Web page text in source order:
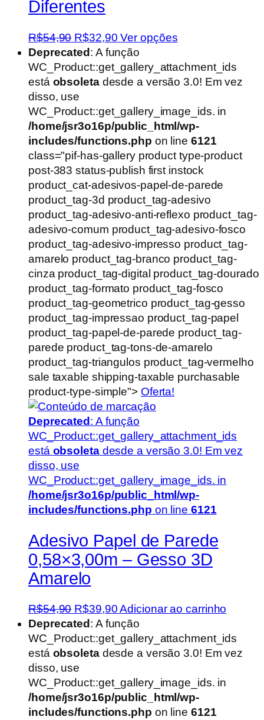
Diferentes
R$54,90 O
preço
original
era:
R$54,90.
R$32,90O
preço
atual
é:
Ver opçõesEste
tem
várias
As
opções
podem
ser
escolhidas
na
página
do
produto
Deprecated : A função
WC_Product::get_gallery_attachment_ids
está obsoletadesde a versão 3.0! Em vez
disso, use
WC_Product::get_gallery_image_ids. in
/home/jsr3o16p/public_html/wp-
includes/functions.php on line 6121
class="pif-has-gallery product type-product
post-383 status-publish first instock
product_cat-adesivos-papel-de-parede
product_tag-3d product_tag-adesivo
product_tag-adesivo-anti-reflexo product_tag-
adesivo-comum product_tag-adesivo-fosco
product_tag-adesivo-impresso product_tag-
amarelo product_tag-branco product_tag-
cinza product_tag-digital product_tag-dourado
product_tag-formato product_tag-fosco
product_tag-geometrico product_tag-gesso
product_tag-impressao product_tag-papel
product_tag-papel-de-parede product_tag-
parede product_tag-tons-de-amarelo
product_tag-triangulos product_tag-vermelho
sale taxable shipping-taxable purchasable
product-type-simple"> Oferta!
Deprecated : A função
WC_Product::get_gallery_attachment_ids
está obsoletadesde a versão 3.0! Em vez
disso, use
WC_Product::get_gallery_image_ids. in
/home/jsr3o16p/public_html/wp-
includes/functions.php on line 6121
Adesivo Papel de Parede
0,58×3,00m – Gesso 3D
Amarelo
R$54,90 O
preço
original
era:
R$54,90.
R$39,90O
preço
atual
é:
Adicionar ao carrinho
Deprecated : A função
WC_Product::get_gallery_attachment_ids
está obsoletadesde a versão 3.0! Em vez
disso, use
WC_Product::get_gallery_image_ids. in
/home/jsr3o16p/public_html/wp-
includes/functions.php on line 6121